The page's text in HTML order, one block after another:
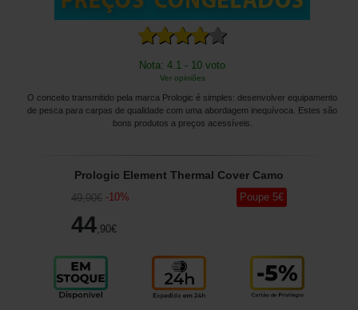
Nota: 4.1 - 10 voto
Ver opiniões
O conceito transmitido pela marca Prologic é simples: desenvolver equipamento
de pesca para carpas de qualidade com uma abordagem inequívoca. Estes são
bons produtos a preços acessíveis.
Prologic Element Thermal Cover Camo
49,90€ -10%
44 ,90€
Poupe 5€